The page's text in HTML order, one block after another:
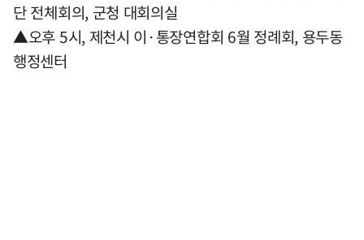
단 전체회의, 군청 대회의실
▲오후 5시, 제천시 이·통장연합회 6월 정례회, 용두동
행정센터